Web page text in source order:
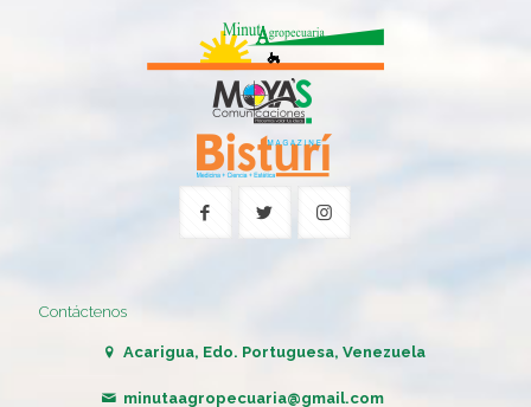
Contáctenos
Acarigua, Edo. Portuguesa, Venezuela
minutaagropecuaria@gmail.com